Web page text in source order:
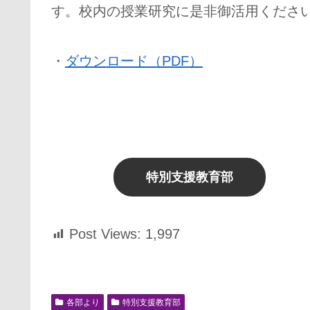
す。校内の授業研究に是非御活用ください
・ ダウンロード（PDF）
特別支援教育部
Post Views: 1,997
各部より 特別支援教育部